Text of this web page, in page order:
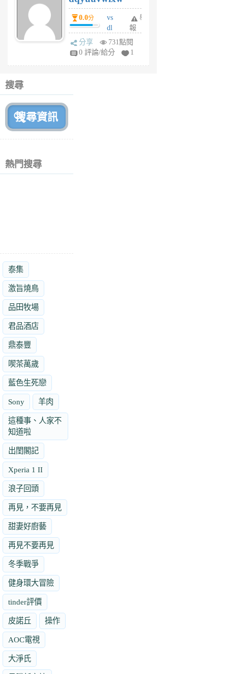
個
月
前
0.0分
vs
dl
sq
fy
舉
報
分享
731點閱
0 評論/給分
1
搜尋
熱門搜尋
泰集
激旨燒鳥
品田牧場
君品酒店
鼎泰豐
喫茶萬歲
藍色生死戀
Sony 羊肉
這種事、人家不
知道啦
出閨閣記
Xperia 1 II
浪子回頭
再見，不要再見
甜妻好廚藝
再見不要再見
冬季戰爭
健身環大冒險
tinder評價
皮諾丘 操作
AOC電視
大淨氏